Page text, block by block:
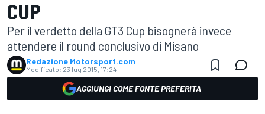
CUP
Per il verdetto della GT3 Cup bisognerà invece
attendere il round conclusivo di Misano
Redazione Motorsport.com
Modificato: 23 lug 2015, 17:24
AGGIUNGI COME FONTE PREFERITA